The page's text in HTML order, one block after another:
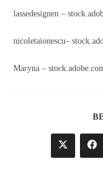
lassedesignen –
nicoletaionescu–
Maryna –
Öffnet
in
in